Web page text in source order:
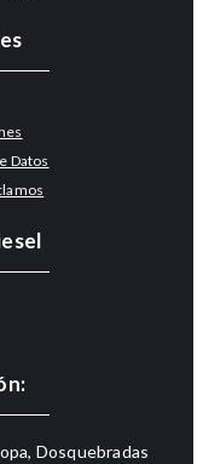
Datos
Dosquebradas